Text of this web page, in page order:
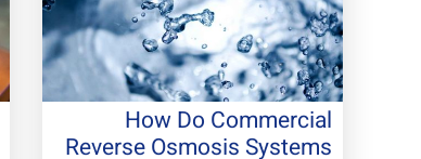
How Do Commercial
Reverse Osmosis Systems